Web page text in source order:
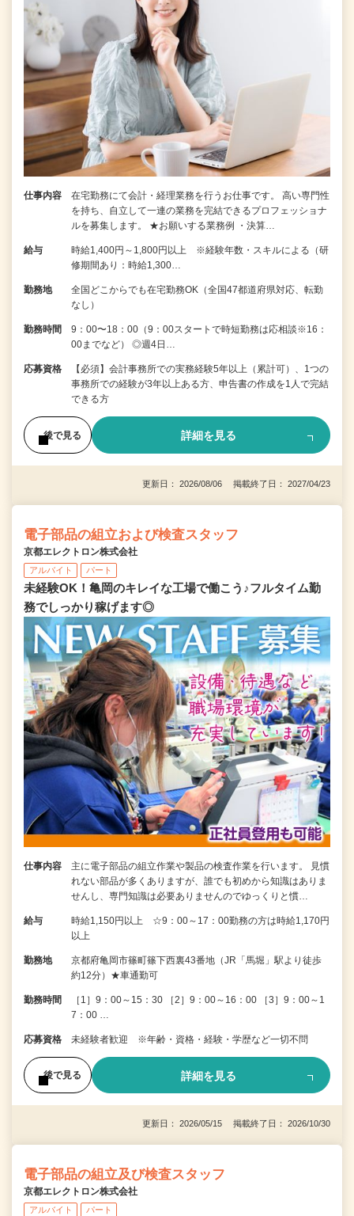
仕事内容
在宅勤務にて会計・経理業務を行うお仕事です。 高い専門性
を持ち、自立して一連の業務を完結できるプロフェッショナ
ルを募集します。 ★お願いする業務例 ・決算…
給与
時給1,400円～1,800円以上 ※経験年数・スキルによる（研
修期間あり：時給1,300…
勤務地
全国どこからでも在宅勤務OK（全国47都道府県対応、転勤
なし）
勤務時間
9：00〜18：00（9：00スタートで時短勤務は応相談※16：
00までなど） ◎週4日…
応募資格
【必須】会計事務所での実務経験5年以上（累計可）、1つの
事務所での経験が3年以上ある方、申告書の作成を1人で完結
できる方
後で見る 詳細を見る
更新日： 2026/08/06 掲載終了日： 2027/04/23
電子部品の組立および検査スタッフ
京都エレクトロン株式会社
アルバイト パート
未経験OK！亀岡のキレイな工場で働こう♪フルタイム勤
務でしっかり稼げます◎
仕事内容
主に電子部品の組立作業や製品の検査作業を行います。 見慣
れない部品が多くありますが、誰でも初めから知識はありま
せんし、専門知識は必要ありませんのでゆっくりと慣…
給与
時給1,150円以上 ☆9：00～17：00勤務の方は時給1,170円
以上
勤務地
京都府亀岡市篠町篠下西裏43番地（JR「馬堀」駅より徒歩
約12分）★車通勤可
勤務時間
［1］9：00～15：30 ［2］9：00～16：00 ［3］9：00～1
7：00 …
応募資格 未経験者歓迎 ※年齢・資格・経験・学歴など一切不問
後で見る 詳細を見る
更新日： 2026/05/15 掲載終了日： 2026/10/30
電子部品の組立及び検査スタッフ
京都エレクトロン株式会社
アルバイト パート